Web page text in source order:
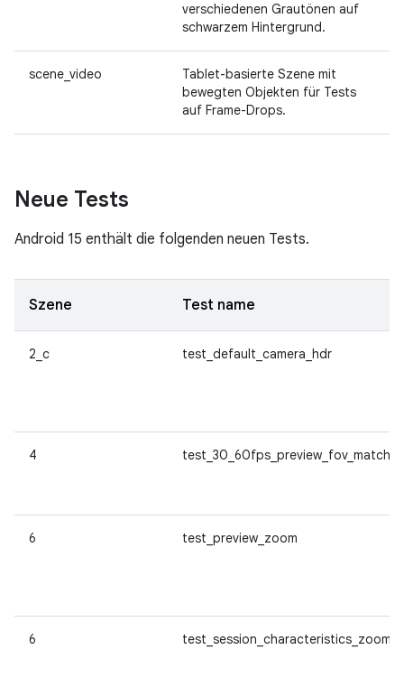
verschiedenen Grautönen auf
schwarzem Hintergrund.
scene_video
Tablet-basierte Szene mit
bewegten Objekten für Tests
auf Frame-Drops.
Neue Tests
Android 15 enthält die folgenden neuen Tests.
Szene Test name
2_c test_default_camera_hdr
4 test_30_60fps_preview_fov_match
6 test_preview_zoom
6 test_session_characteristics_zoom